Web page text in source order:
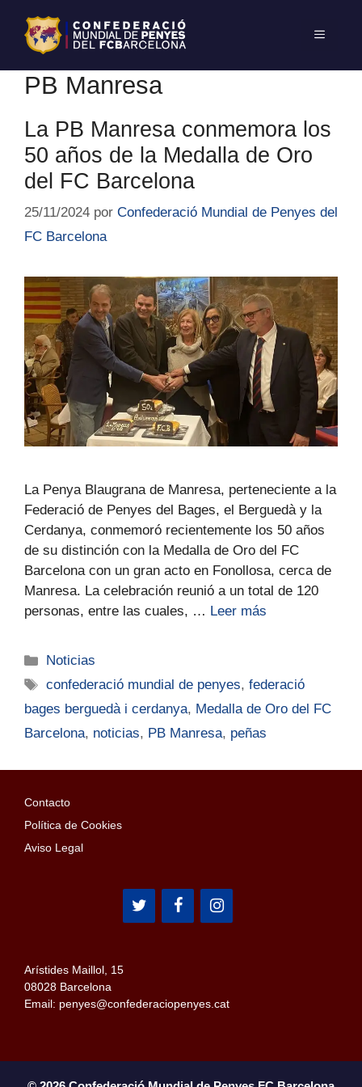
PB Manresa
La PB Manresa conmemora los
50 años de la Medalla de Oro
del FC Barcelona
25/11/2024 por Confederació Mundial de Penyes del
FC Barcelona
La Penya Blaugrana de Manresa, perteneciente a la
Federació de Penyes del Bages, el Berguedà y la
Cerdanya, conmemoró recientemente los 50 años
de su distinción con la Medalla de Oro del FC
Barcelona con un gran acto en Fonollosa, cerca de
Manresa. La celebración reunió a un total de 120
personas, entre las cuales, … Leer más
Noticias
confederació mundial de penyes,federació
bages berguedà i cerdanya, Medalla de Oro del FC
Barcelona, noticias, PB Manresa, peñas
Contacto
Política de Cookies
Aviso Legal
Arístides Maillol, 15
08028 Barcelona
Email: penyes@confederaciopenyes.cat